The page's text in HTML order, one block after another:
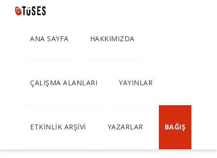
ANA SAYFA HAKKIMIZDA
ÇALIŞMA ALANLARI YAYINLAR
ETKİNLİK ARŞİVİ YAZARLAR BAĞIŞ
mekanına kavuştu ( 01